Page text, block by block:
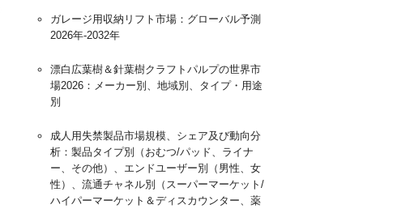
ガレージ用収納リフト市場：グローバル予測
2026年-2032年
漂白広葉樹＆針葉樹クラフトパルプの世界市
場2026：メーカー別、地域別、タイプ・用途
別
成人用失禁製品市場規模、シェア及び動向分
析：製品タイプ別（おむつ/パッド、ライナ
ー、その他）、エンドユーザー別（男性、女
性）、流通チャネル別（スーパーマーケット/
ハイパーマーケット＆ディスカウンター、薬